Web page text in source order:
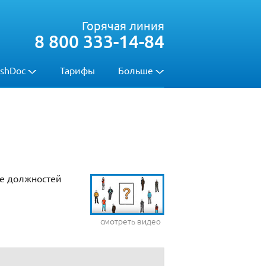
Тарифы Больше
Горячая линия
8 800 333-14-84
смотреть видео
должностей